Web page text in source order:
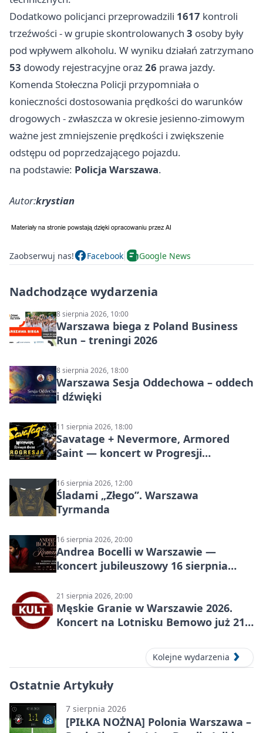
Dodatkowo policjanci przeprowadzili 1617 kontroli
trzeźwości - w grupie skontrolowanych 3 osoby były
pod wpływem alkoholu. W wyniku działań zatrzymano
53 dowody rejestracyjne oraz26 prawa jazdy.
Komenda Stołeczna Policji przypomniała o
konieczności dostosowania prędkości do warunków
drogowych - zwłaszcza w okresie jesienno-zimowym
ważne jest zmniejszenie prędkości i zwiększenie
odstępu od poprzedzającego pojazdu.
na podstawie: Policja Warszawa.
Autor:krystian
Zaobserwuj nas! Facebook Google News
Nadchodzące wydarzenia
8 sierpnia 2026, 10:00
Warszawa biega z Poland Business
Run – treningi 2026
8 sierpnia 2026, 18:00
Warszawa Sesja Oddechowa – oddech
i dźwięki
11 sierpnia 2026, 18:00
Savatage + Nevermore, Armored
Saint — koncert w Progresji
16 sierpnia 2026, 12:00
Śladami „Złego”. Warszawa
Tyrmanda
16 sierpnia 2026, 20:00
Andrea Bocelli w Warszawie —
koncert jubileuszowy 16 sierpnia
21 sierpnia 2026, 20:00
Męskie Granie w Warszawie 2026.
Koncert na Lotnisku Bemowo już 21
Kolejne wydarzenia
Ostatnie Artykuły
7 sierpnia 2026
[PIŁKA NOŻNA] Polonia Warszawa –